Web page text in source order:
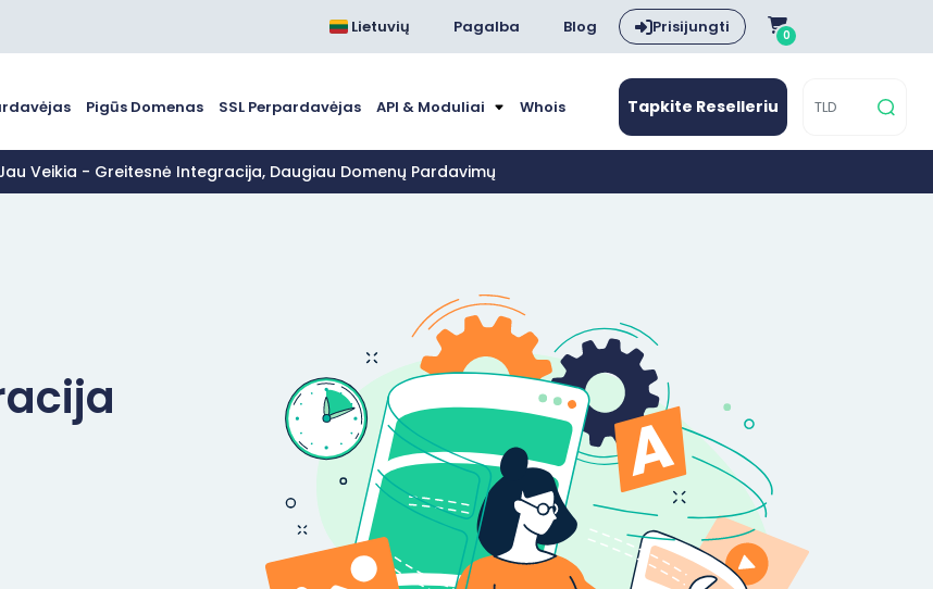
Lietuvių Pagalba Blog Prisijungti 0
Pigūs Domenas SSL Perpardavėjas API & Moduliai Whois Tapkite Reselleriu
Jau Veikia - Greitesnė Integracija, Daugiau Domenų Pardavimų